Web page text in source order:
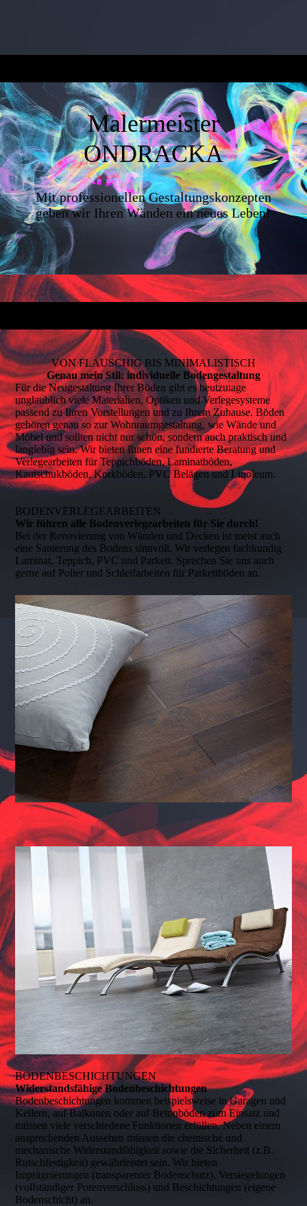
Malermeister
ONDRACKA
Mit professionellen Gestaltungskonzepten
geben wir Ihren Wänden ein neues Leben!
VON FLAUSCHIG BIS MINIMALISTISCH
Genau mein Stil: individuelle Boden­gestaltung
Für die Neugestaltung Ihrer Böden gibt es heutzutage
unglaublich viele Materialien, Optiken und Verlegesysteme
passend zu Ihren Vorstellungen und zu Ihrem Zuhause. Böden
gehören genau so zur Wohnraum­gestaltung, wie Wände und
Möbel und sollten nicht nur schön, sondern auch praktisch und
langlebig sein. Wir bieten Ihnen eine fundierte Beratung und
Verlegearbeiten für Teppichböden, Laminatböden,
Kautschukböden, Korkböden, PVC Belägen und Linoleum.
BODENVERLEGEARBEITEN
Wir führen alle Boden­verlegearbeiten für Sie durch!
Bei der Renovierung von Wänden und Decken ist meist auch
eine Sanierung des Bodens sinnvoll. Wir verlegen fachkundig
Laminat, Teppich, PVC und Parkett. Sprechen Sie uns auch
gerne auf Polier und Schleifarbeiten für Parkettböden an.
BODENBESCHICHTUNGEN
Widerstandsfähige Bodenbeschichtungen
Bodenbeschichtungen kommen beispielsweise in Garagen und
Kellern, auf Balkonen oder auf Betonböden zum Einsatz und
müssen viele verschiedene Funktionen erfüllen. Neben einem
ansprechenden Aussehen müssen die chemische und
mechanische Widerstandfähigkeit sowie die Sicherheit (z.B.
Rutschfestigkeit) gewährleistet sein. Wir bieten
Imprägnierungen (transparenter Bodenschutz), Versiegelungen
(vollständiger Porenverschluss) und Beschichtungen (eigene
Bodenschicht) an.